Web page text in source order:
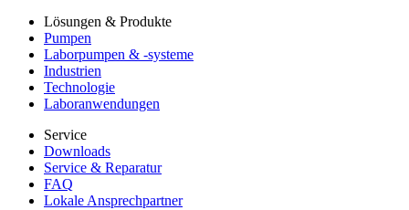
Lösungen & Produkte
Pumpen
Laborpumpen & -systeme
Industrien
Technologie
Laboranwendungen
Service
Downloads
Service & Reparatur
FAQ
Lokale Ansprechpartner